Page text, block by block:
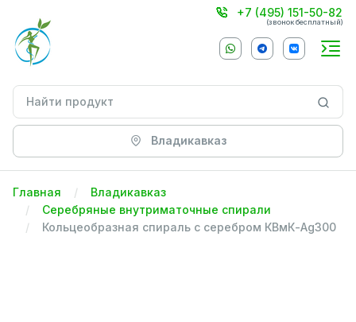
+7 (495) 151-50-82
(звонок бесплатный)
Владикавказ
Главная
Владикавказ
Серебряные внутриматочные спирали
Кольцеобразная спираль с серебром КВмК-Ag300